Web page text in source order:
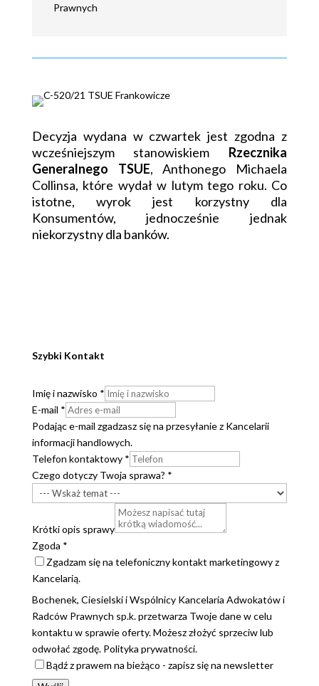
Prawnych
Decyzja wydana w czwartek jest zgodna z
wcześniejszym stanowiskiem Rzecznika
Generalnego TSUE, Anthonego Michaela
Collinsa, które wydał w lutym tego roku. Co
istotne, wyrok jest korzystny dla
Konsumentów, jednocześnie jednak
niekorzystny dla banków.
Szybki Kontakt
Imię i nazwisko *
E-mail *
Podając e-mail zgadzasz się na przesyłanie z Kancelarii
informacji handlowych.
Telefon kontaktowy *
Czego dotyczy Twoja sprawa? *
Krótki opis sprawy
Zgoda *
Zgadzam się na telefoniczny kontakt marketingowy z
Kancelarią.
Bochenek, Ciesielski i Wspólnicy Kancelaria Adwokatów i
Radców Prawnych sp.k. przetwarza Twoje dane w celu
kontaktu w sprawie oferty. Możesz złożyć sprzeciw lub
odwołać zgodę. Polityka prywatności.
Bądź z prawem na bieżąco - zapisz się na newsletter